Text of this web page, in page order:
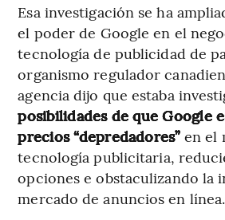
Esa investigación se ha
el poder de Google en el
tecnología de publicidad de
organismo regulador
agencia dijo que estaba
posibilidades de que Google
precios “depredadores” en el
tecnología publicitaria,
opciones e obstaculizando la
mercado de anuncios en línea.